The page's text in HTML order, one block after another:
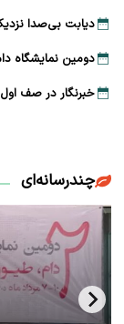
دیابت بی‌صدا
دومین نمایشگاه
خبرنگار در صف
چندرسانه‌ای